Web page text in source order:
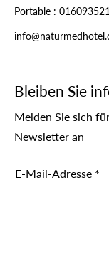
Portable :
Bleiben Sie
Melden Sie sich
Newsletter an
E-Mail-Adresse